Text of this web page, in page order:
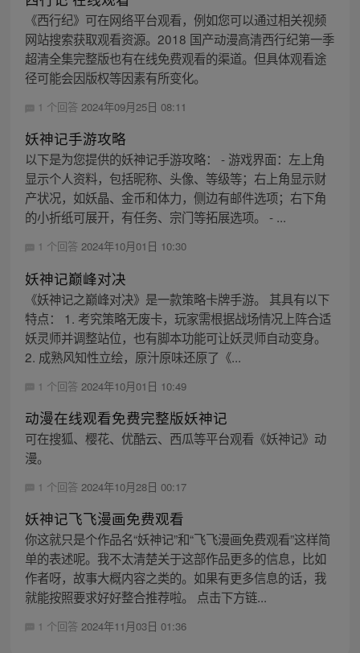
《西行纪》可在网络平台观看，例如您可以通过相关视频
网站搜索获取观看资源。2018 国产动漫高清西行纪第一季
超清全集完整版也有在线免费观看的渠道。但具体观看途
径可能会因版权等因素有所变化。
1 个回答 2024年09月25日 08:11
妖神记手游攻略
以下是为您提供的妖神记手游攻略： - 游戏界面：左上角
显示个人资料，包括昵称、头像、等级等；右上角显示财
产状况，如妖晶、金币和体力，侧边有邮件选项；右下角
的小折纸可展开，有任务、宗门等拓展选项。 - ...
1 个回答 2024年10月01日 10:30
妖神记巅峰对决
《妖神记之巅峰对决》是一款策略卡牌手游。 其具有以下
特点： 1. 考究策略无废卡，玩家需根据战场情况上阵合适
妖灵师并调整站位，也有脚本功能可让妖灵师自动变身。
2. 成熟风知性立绘，原汁原味还原了《...
1 个回答 2024年10月01日 10:49
动漫在线观看免费完整版妖神记
可在搜狐、樱花、优酷云、西瓜等平台观看《妖神记》动
漫。
1 个回答 2024年10月28日 00:17
妖神记飞飞漫画免费观看
你这就只是个作品名“妖神记”和“飞飞漫画免费观看”这样简
单的表述呢。我不太清楚关于这部作品更多的信息，比如
作者呀，故事大概内容之类的。如果有更多信息的话，我
就能按照要求好好整合推荐啦。 点击下方链...
1 个回答 2024年11月03日 01:36